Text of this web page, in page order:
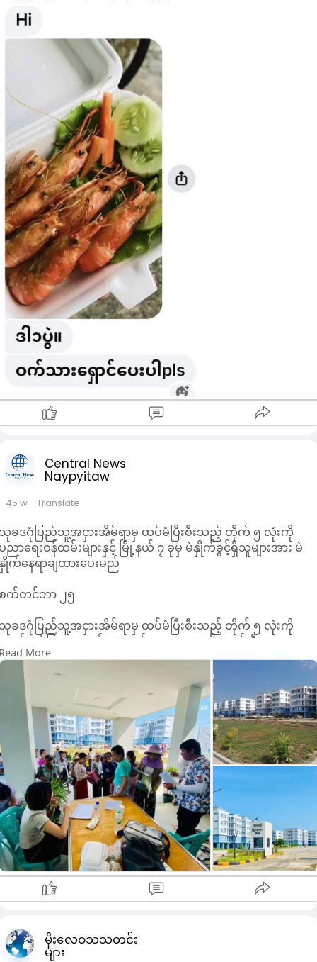
ဘဲ ထွက်ပြေး တိမ်းရှောင်ခဲ့ကြရတယ်လို့ သိရကြောင်း သူက ပြော
ါတယ်။
န်းမောက်မြို့ သိမ်းထားပြီးနောက် မြို့ထဲတော့ မဝင်ခိုင်းသေးတာ
ြောင့် လက်ရှိအထိ ဖုန်း အဆက်အသွယ် မရသေးပဲ မိသားစုတွေနဲ့
ည်း အဆက်အသွယ် ပြတ်နေကြတယ်လို့ ဆိုပါတယ်။
န်းမောက်မြို့နယ်ဘက် လေကြောင်းနဲ့ မကြာခဏ ဗုံးလာကြဲတတ်
ာကြောင့် သတိနဲ့ နေကြရပြီး တိုက်ပွဲ ထပ်ဖြစ်လာနိုင်တာကြောင့်
းရိမ်နေကြရကြောင်း ဒေသခံတွေဆီက သိရပါတယ်။
Crd# ဒေသခံ
- Voice of Myanmar News Agency
သတင်းဟင်းလေးအိုးကြီး
Central News
Naypyitaw
45 w- Translate
ခဒဂုံပြည်သူ့အငှားအိမ်ရာမှ ထပ်မံပြီးစီးသည့် တိုက် ၅ လုံးကို
ညာရေးဝန်ထမ်းများနှင့် မြို့နယ် ၇ ခုမှ မဲနှိုက်ခွင့်ရှိသူများအား မဲ
က်နေရာချထားပေးမည်
က်တင်ဘာ ၂၅
ခဒဂုံပြည်သူ့အငှားအိမ်ရာမှ ထပ်မံပြီးစီးသည့် တိုက် ၅ လုံးကို
ခင်တင်ပြထားသည့် လျှောက်လွှာများအနက်မှ တန်းစီဇယား
စဉ်လိုက် သတ်မှတ်ထားသည့် တိုက်များတွင် မဲနှိုက်နေရာ ချထား
ေးသွားမည်ဖြစ်ကြောင်း ယမန်နေ့တွင် မြိုပြနှင့်အိမ်ရာဖွံ့ဖြိုးရေး
းစီးဌာနက အသိပေးကြေညာထားသည်။
ဆိုပါ ပြီးစီးသွားသည့် တိုက် ၅ လုံးအတွက် မဲနှိုက်နေရာချထား
ေးရန် သင်္ဃန်းကျွန်း၊ ကမာရွတ်၊ ဗဟန်း၊ ကျောက်တံတား၊ ဒဂုံ၊ ဒဂုံ
ြို့သစ် (တောင်ပိုင်း)၊ ဒဂုံမြို့သစ် (ဆိပ်ကမ်း) မြို့နယ်များမှ
ျှောက်လွှာတင်ထားသူများနှင့် ပညာရေးဝန်ထမ်းများအနက်မှ မဲ
က်ခွင့်ရှိသူများကို ဌာနမှ ဆက်သွယ်ပေးသွားမည်ဖြစ်ကြောင်း
သိပေးထားသည်။
ခဒဂုံအိမ်ရာသည် ဒဂုံမြို့သစ်(တောင်ပိုင်း) မြို့နယ်၊ အမှတ် (၂)
မ်းမကြီးနှင့် ရန်ကုန်မြို့ပတ်လမ်းမကြီး လမ်းဆုံအနီးတွင်
ကောင်အထည်ဖော် တည်ဆောက်ထားသည့် ပြည်သူ့အငှားအိမ်ရာ
ြစ်သည်။
ြို့ပြနှင့်အိမ်ရာဖွံ့ဖြိုးရေးဦးစီးဌာနမှ ၂၀၂၄ ခုနှစ်အတွင်း ထုတ်ပြန်
ျပ်၊ ဒုတိယထပ် ၆၀,၀၀၀ ကျပ်၊ တတိယထပ် ၅၅,၀၀၀ ကျပ်နှင့်
တုတ္ထထပ် ၄၆,၀၀၀ ကျပ်ဖြစ်ကြောင်း သိရသည်။
More
မိုးလေဝသသတင်း
များ